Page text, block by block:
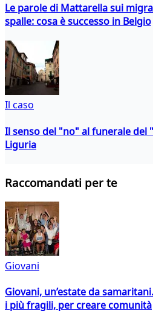
Le parole di Mattarella sui
spalle: cosa è successo in Belgio
Il caso
Il senso del "no" al funerale del
Liguria
Raccomandati per te
Giovani
Giovani, un’estate da
i più fragili, per creare comunità